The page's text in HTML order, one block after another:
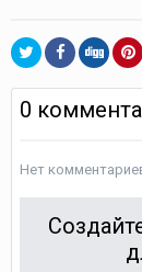
0
Нет